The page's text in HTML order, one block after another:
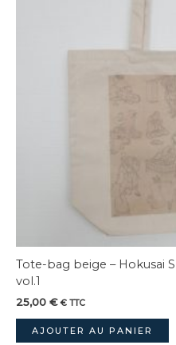
Tote-bag beige – Hokusai
vol.1
25,00 € € TTC
AJOUTER AU PANIER